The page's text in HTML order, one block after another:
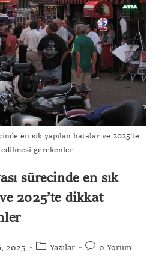
en sık yapılan hatalar ve 2025’te
gerekenler
sürecinde en sık
2025’te dikkat
2025 Yazılar 0 Yorum